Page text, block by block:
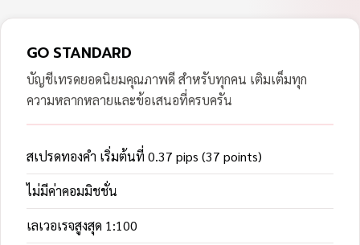
GO STANDARD
บัญชีเทรดยอดนิยมคุณภาพดี สำหรับทุกคน เติมเต็มทุก
ความหลากหลายและข้อเสนอที่ครบครัน
สเปรดทองคำ เริ่มต้นที่ 0.37 pips (37 points)
ไม่มีค่าคอมมิชชั่น
เลเวอเรจสูงสุด 1:100